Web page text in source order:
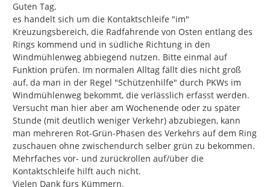
Guten Tag,
es handelt sich um die Kontaktschleife "im"
Kreuzungsbereich, die Radfahrende von Osten entlang des
Rings kommend und in südliche Richtung in den
Windmühlenweg abbiegend nutzen. Bitte einmal auf
Funktion prüfen. Im normalen Alltag fällt dies nicht groß
auf, da man in der Regel "Schützenhilfe" durch PKWs im
Windmühlenweg bekommt, die verlässlich erfasst werden.
Versucht man hier aber am Wochenende oder zu später
Stunde (mit deutlich weniger Verkehr) abzubiegen, kann
man mehreren Rot-Grün-Phasen des Verkehrs auf dem Ring
zuschauen ohne zwischendurch selber grün zu bekommen.
Mehrfaches vor- und zurückrollen auf/über die
Kontaktschleife hilft auch nicht.
Vielen Dank fürs Kümmern.